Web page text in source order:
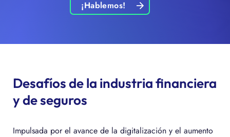
¡Hablemos!
Desafíos de la industria financiera
y de seguros
Impulsada por el avance de la digitalización y el aumento